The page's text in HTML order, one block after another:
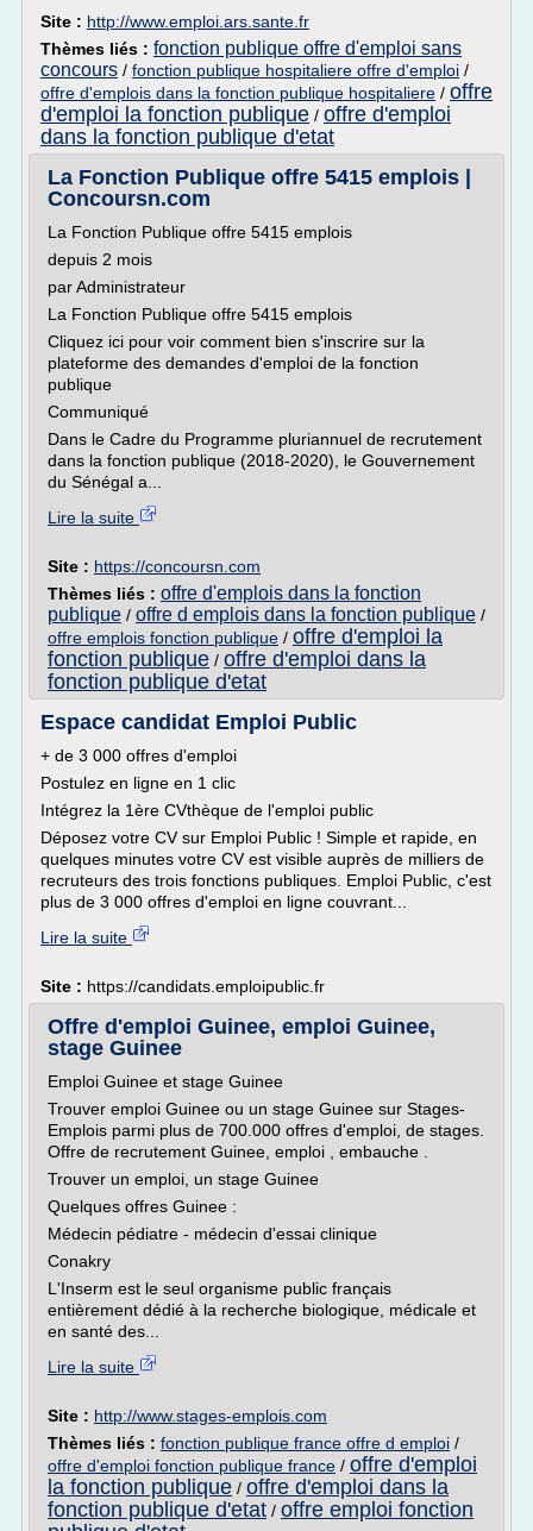
Site : http://www.emploi.ars.sante.fr
Thèmes liés : fonction publique offre d'emploi sans
concours / fonction publique hospitaliere offre d'emploi /
offre d'emplois dans la fonction publique hospitaliere / offre
d'emploi la fonction publique / offre d'emploi
dans la fonction publique d'etat
La Fonction Publique offre 5415 emplois |
Concoursn.com
La Fonction Publique offre 5415 emplois
depuis 2 mois
par Administrateur
La Fonction Publique offre 5415 emplois
Cliquez ici pour voir comment bien s'inscrire sur la
plateforme des demandes d'emploi de la fonction
publique
Communiqué
Dans le Cadre du Programme pluriannuel de recrutement
dans la fonction publique (2018-2020), le Gouvernement
du Sénégal a...
Lire la suite
Site : https://concoursn.com
Thèmes liés : offre d'emplois dans la fonction
publique / offre d emplois dans la fonction publique /
offre emplois fonction publique / offre d'emploi la
fonction publique / offre d'emploi dans la
fonction publique d'etat
Espace candidat Emploi Public
+ de 3 000 offres d'emploi
Postulez en ligne en 1 clic
Intégrez la 1ère CVthèque de l'emploi public
Déposez votre CV sur Emploi Public ! Simple et rapide, en
quelques minutes votre CV est visible auprès de milliers de
recruteurs des trois fonctions publiques. Emploi Public, c'est
plus de 3 000 offres d'emploi en ligne couvrant...
Lire la suite
Site : https://candidats.emploipublic.fr
Offre d'emploi Guinee, emploi Guinee,
stage Guinee
Emploi Guinee et stage Guinee
Trouver emploi Guinee ou un stage Guinee sur Stages-
Emplois parmi plus de 700.000 offres d'emploi, de stages.
Offre de recrutement Guinee, emploi , embauche .
Trouver un emploi, un stage Guinee
Quelques offres Guinee :
Médecin pédiatre - médecin d'essai clinique
Conakry
L'Inserm est le seul organisme public français
entièrement dédié à la recherche biologique, médicale et
en santé des...
Lire la suite
Site : http://www.stages-emplois.com
Thèmes liés : fonction publique france offre d emploi /
offre d'emploi fonction publique france / offre d'emploi
la fonction publique / offre d'emploi dans la
fonction publique d'etat / offre emploi fonction